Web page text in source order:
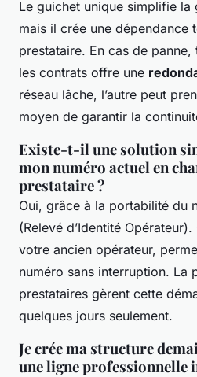
Le guichet unique simplifie la
mais il crée une dépendance
prestataire. En cas de
les contrats offre une
réseau lâche, l’autre peut
moyen de garantir la
Existe-t-il une solution
mon numéro actuel en
prestataire ?
Oui, grâce à la portabilité du
(Relevé d’Identité
votre ancien opérateur,
numéro sans interruption. La
prestataires gèrent cette
quelques jours seulement.
Je crée ma structure
une ligne professionnelle